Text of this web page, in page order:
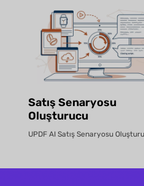
Satış Senaryosu
Oluşturucu